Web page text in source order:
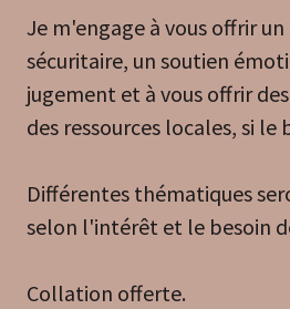
Je m'engage à vous offrir
sécuritaire, un soutien
jugement et à vous offrir
des ressources locales, si le
Différentes thématiques
selon l'intérêt et le besoin
Collation offerte.